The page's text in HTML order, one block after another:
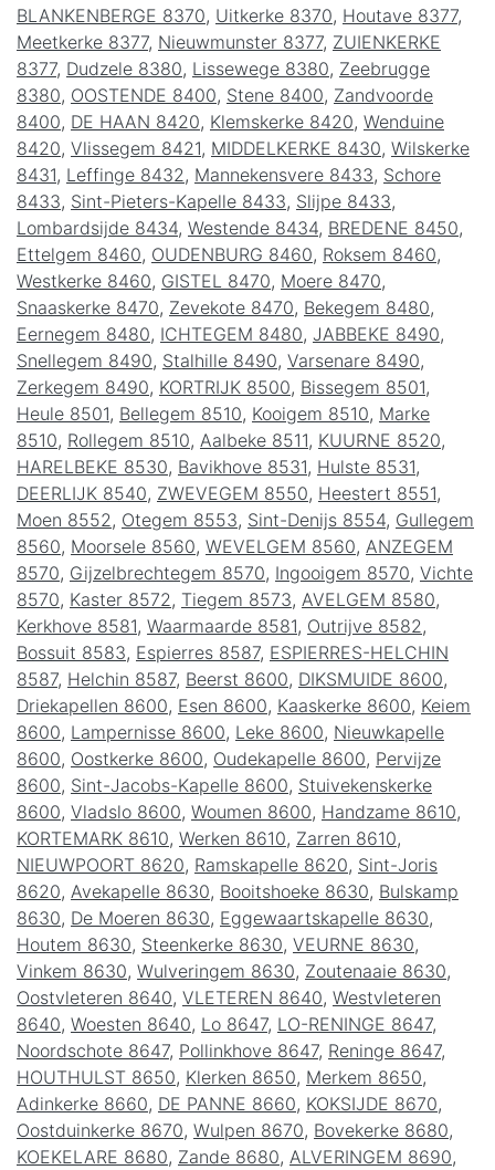
BLANKENBERGE 8370, Uitkerke 8370, Houtave 8377,
Meetkerke 8377, Nieuwmunster 8377, ZUIENKERKE
8377, Dudzele 8380, Lissewege 8380, Zeebrugge
8380, OOSTENDE 8400, Stene 8400, Zandvoorde
8400, DE HAAN 8420, Klemskerke 8420, Wenduine
8420, Vlissegem 8421, MIDDELKERKE 8430, Wilskerke
8431, Leffinge 8432 , Mannekensvere 8433, Schore
8433, Sint-Pieters-Kapelle 8433, Slijpe 8433,
Lombardsijde 8434, Westende 8434, BREDENE 8450,
Ettelgem 8460, OUDENBURG 8460, Roksem 8460,
Westkerke 8460, GISTEL 8470, Moere 8470,
Snaaskerke 8470, Zevekote 8470, Bekegem 8480,
Eernegem 8480, ICHTEGEM 8480, JABBEKE 8490,
Snellegem 8490, Stalhille 8490, Varsenare 8490,
Zerkegem 8490, KORTRIJK 8500, Bissegem 8501,
Heule 8501, Bellegem 8510, Kooigem 8510, Marke
8510, Rollegem 8510, Aalbeke 8511, KUURNE 8520,
HARELBEKE 8530, Bavikhove 8531, Hulste 8531,
DEERLIJK 8540, ZWEVEGEM 8550, Heestert 8551,
Moen 8552 , Otegem 8553, Sint-Denijs 8554, Gullegem
8560, Moorsele 8560, WEVELGEM 8560, ANZEGEM
8570, Gijzelbrechtegem 8570, Ingooigem 8570, Vichte
8570, Kaster 8572 , Tiegem 8573, AVELGEM 8580,
Kerkhove 8581, Waarmaarde 8581, Outrijve 8582 ,
Bossuit 8583, Espierres 8587, ESPIERRES-HELCHIN
8587, Helchin 8587, Beerst 8600, DIKSMUIDE 8600,
Driekapellen 8600, Esen 8600, Kaaskerke 8600, Keiem
8600, Lampernisse 8600, Leke 8600, Nieuwkapelle
8600, Oostkerke 8600, Oudekapelle 8600, Pervijze
8600, Sint-Jacobs-Kapelle 8600, Stuivekenskerke
8600, Vladslo 8600, Woumen 8600, Handzame 8610,
KORTEMARK 8610, Werken 8610, Zarren 8610,
NIEUWPOORT 8620, Ramskapelle 8620, Sint-Joris
8620, Avekapelle 8630, Booitshoeke 8630, Bulskamp
8630, De Moeren 8630, Eggewaartskapelle 8630,
Houtem 8630, Steenkerke 8630, VEURNE 8630,
Vinkem 8630, Wulveringem 8630, Zoutenaaie 8630,
Oostvleteren 8640, VLETEREN 8640, Westvleteren
8640, Woesten 8640, Lo 8647, LO-RENINGE 8647,
Noordschote 8647, Pollinkhove 8647, Reninge 8647,
HOUTHULST 8650, Klerken 8650, Merkem 8650,
Adinkerke 8660, DE PANNE 8660, KOKSIJDE 8670,
Oostduinkerke 8670, Wulpen 8670, Bovekerke 8680,
KOEKELARE 8680, Zande 8680, ALVERINGEM 8690,